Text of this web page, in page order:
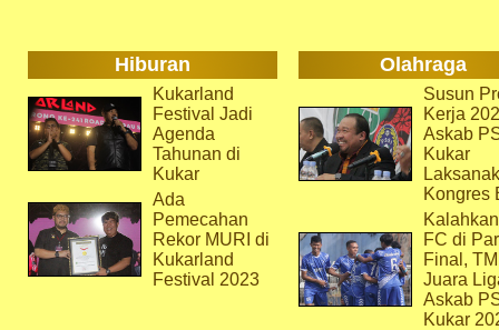
Hiburan Olahraga
Kukarland
Festival Jadi
Agenda
Tahunan di
Kukar
Ada
Pemecahan
Rekor MURI di
Kukarland
Festival 2023
Susun
Kerja
Askab
Kukar
Kongres
FC di
Final,
Juara
Askab
Kukar